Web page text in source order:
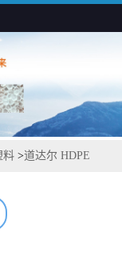
料 >道达尔 HDPE